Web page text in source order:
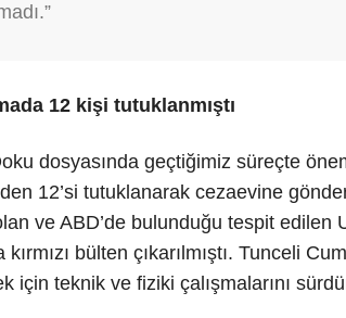
12 kişi tutuklanmıştı
dosyasında geçtiğimiz süreçte
12’si tutuklanarak cezaevine
ve ABD’de bulunduğu tespit edilen
kırmızı bülten çıkarılmıştı. Tunceli
için teknik ve fiziki çalışmalarını